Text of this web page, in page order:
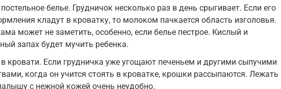
белье. Грудничок несколько раз в день срыгивает. Если его
кладут в кроватку, то молоком пачкается область изголовья.
может не заметить, особенно, если белье пестрое. Кислый и
запах будет мучить ребенка.
кровати. Если грудничка уже угощают печеньем и другими сыпучими
когда он учится стоять в кроватке, крошки рассыпаются. Лежать
с нежной кожей очень неудобно.